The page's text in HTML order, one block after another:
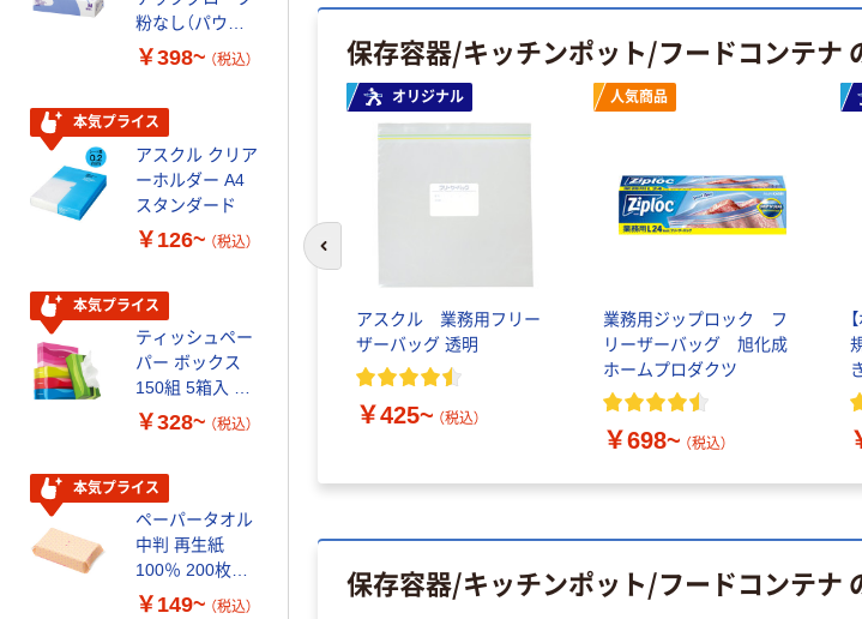
保存容器/キッチンポット/フードコンテナ
ザー
プロ
岩崎工業 ジャンボキー
パー
￥678~ （税込）
オリジナル
アスクル 業務用フリー
ザーバッグ 透明
￥425~ （税込）
人気商品
業務用ジップロック フ
リーザーバッグ 旭化成
ホームプロダクツ
￥698~ （税込）
保存容器/キッチンポット/フードコンテナ
粉なし（パウダ
ーフリー）
￥398~ （税込）
本気プライス
アスクル クリア
ーホルダー A4
スタンダード
￥126~ （税込）
本気プライス
ティッシュペー
パー ボックス
150組 5箱入 ア
スクル スマート
証
￥328~ （税込）
本気プライス
ペーパータオル
中判 再生紙
100％ 200枚
FSC認証 シング
￥149~ （税込）
100% 6ロール
リサイクル100
芯あり FSC認
証
￥460~ （税込）
本気プライス
さしい やわらか
トイレットペー
120ｍ 再生紙
100% 6ロール
証
￥470~ （税込）
期間限定価格
スチックグロー
ブ 薄手 粉な
し（パウダーフ
￥298~
キャップシール
レス 10本
￥1,037~
（税込）
スズラン 酒精綿
G バルクタイプ
指定医薬部外品
人気商品
サントリー 天然
水 ミネラルウォ
ーター ペットボ
トル
￥686~
ファーストレイ
ップ